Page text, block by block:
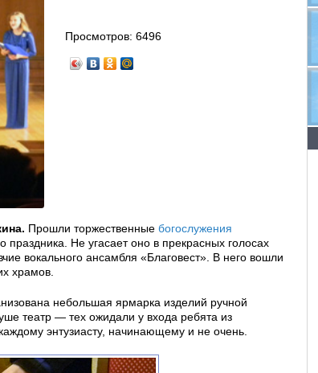
Просмотров:6496
Прошли торжественные богослужения
праздника. Не угасает оно в прекрасных голосах
вокального ансамбля «Благовест». В него вошли
храмов.
небольшая ярмарка изделий ручной
театр — тех ожидали у входа ребята из
энтузиасту, начинающему и не очень.